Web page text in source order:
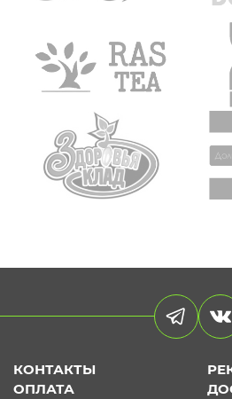
КОНТАКТЫ
ОПЛАТА